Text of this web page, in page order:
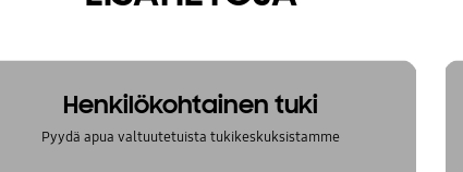
Henkilökohtainen tuki
Pyydä apua valtuutetuista tukikeskuksistamme